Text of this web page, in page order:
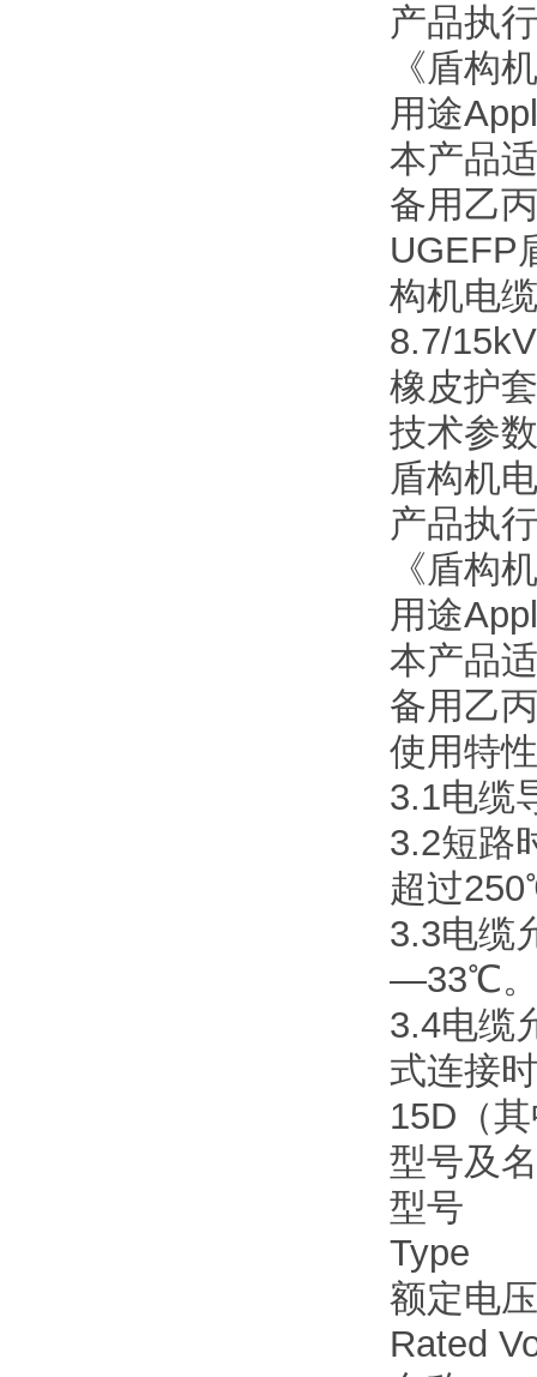
产品执
《盾构
用途
本产品
备用乙
UGEFP
构机电
8.7/
橡皮护
技术参数
盾构机
产品执
《盾构
用途
本产品
备用乙
使用特
3.1电缆
3.2短路
超过
3.3电缆
—33℃
3.4电缆
式连接
15D（
型号及
型号
Type
额定电
Rated